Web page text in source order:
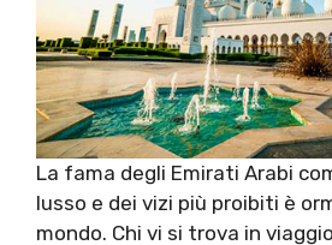
La fama degli Emirati Arabi
lusso e dei vizi più proibiti è
mondo. Chi vi si trova in